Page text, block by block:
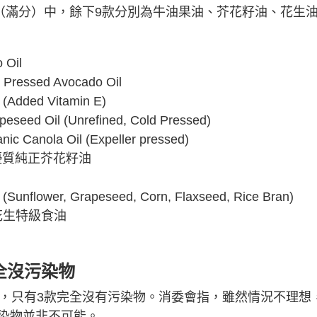
分）中，餘下9款分別為牛油果油、芥花籽油、花生
Oil
Avocado Oil
Vitamin E)
Oil (Unrefined, Cold Pressed)
Canola Oil (Expeller pressed)
純正芥花籽油
Grapeseed, Corn, Flaxseed, Rice Bran)
特級食油
沒污染物
只有3款完全沒有污染物。消委會指，雖然情況不理想